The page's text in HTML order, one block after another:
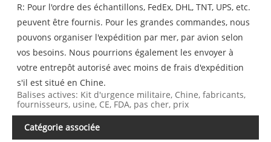
R: Pour l'ordre des échantillons, FedEx, DHL, TNT, UPS, etc.
peuvent être fournis. Pour les grandes commandes, nous
pouvons organiser l'expédition par mer, par avion selon
vos besoins. Nous pourrions également les envoyer à
votre entrepôt autorisé avec moins de frais d'expédition
s'il est situé en Chine.
Balises actives: Kit d'urgence militaire, Chine, fabricants,
fournisseurs, usine, CE, FDA, pas cher, prix
Catégorie associée